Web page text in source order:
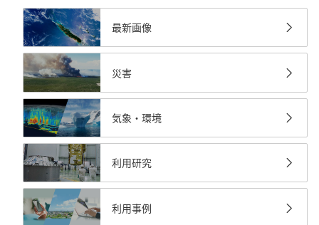
最新画像
災害
気象・環境
利用研究
利用事例